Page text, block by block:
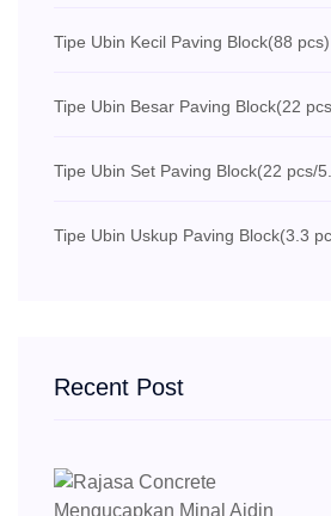
Tipe Ubin Kecil Paving Block(88 pcs)
Tipe Ubin Besar Paving Block(22
Tipe Ubin Set Paving Block(22 pcs/
Tipe Ubin Uskup Paving Block(3.3
Recent Post